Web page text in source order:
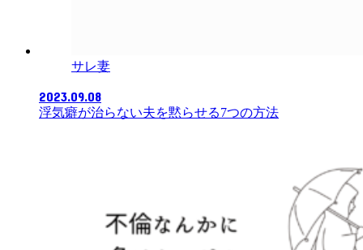
サレ妻
2023.09.08
浮気癖が治らない夫を黙らせる7つの方法